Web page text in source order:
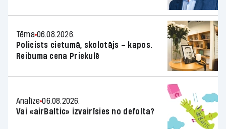
Tēma 06.08.2026.
Policists cietumā, skolotājs – kapos.
Reibuma cena Priekulē
Analīze 06.08.2026.
Vai «airBaltic» izvairīsies no defolta?